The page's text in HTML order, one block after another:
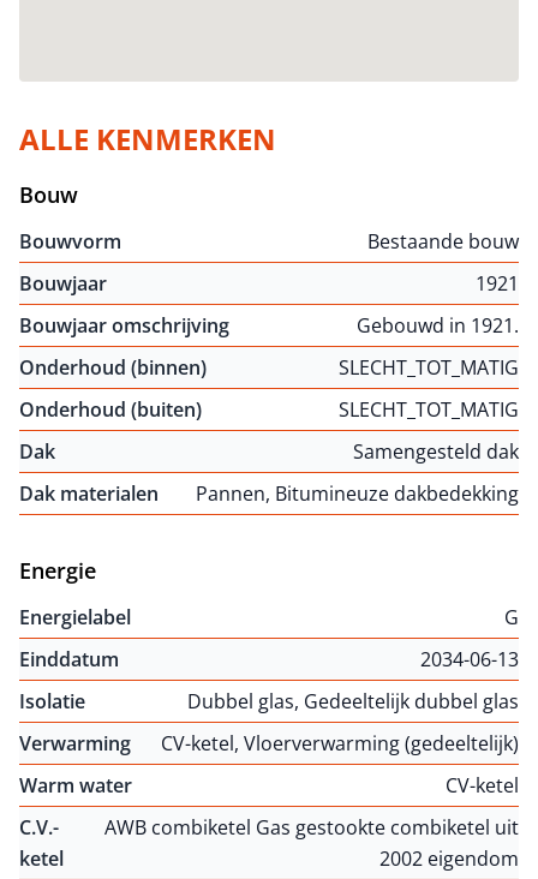
ALLE KENMERKEN
Bouw
Bouwvorm
Bestaande bouw
Bouwjaar
1921
Bouwjaar omschrijving
Gebouwd in 1921.
Onderhoud (binnen)
SLECHT_TOT_MATIG
Onderhoud (buiten)
SLECHT_TOT_MATIG
Dak
Samengesteld dak
Dak materialen
Pannen, Bitumineuze dakbedekking
Energie
Energielabel
G
Einddatum
2034-06-13
Isolatie
Dubbel glas, Gedeeltelijk dubbel glas
Verwarming
CV-ketel, Vloerverwarming (gedeeltelijk)
Warm water
CV-ketel
C.V.-
ketel
AWB combiketel Gas gestookte combiketel uit
2002 eigendom